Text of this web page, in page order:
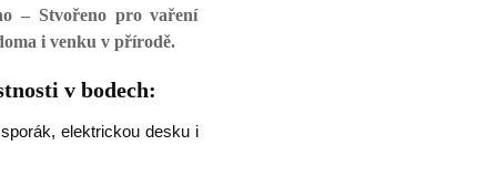
– Stvořeno pro vaření
i venku v přírodě.
v bodech:
elektrickou desku i